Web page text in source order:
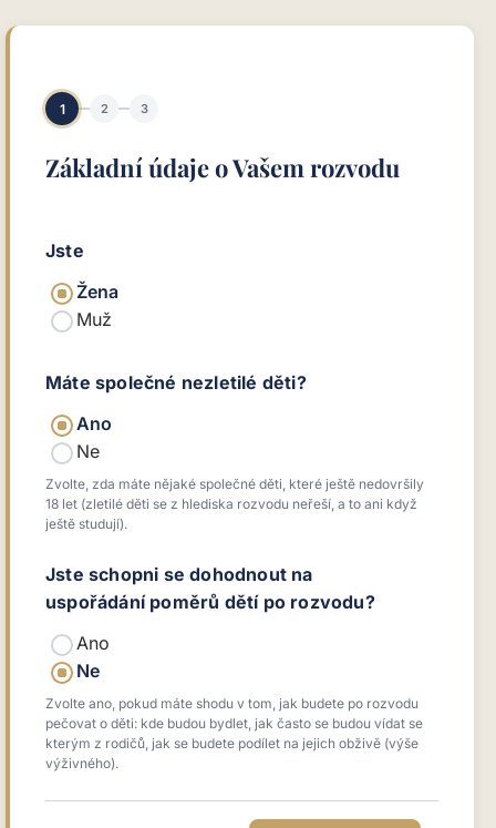
1 2 3
Základní údaje o Vašem rozvodu
Jste
Žena
Muž
Máte společné nezletilé děti?
Ano
Ne
Zvolte, zda máte nějaké společné děti, které ještě nedovršily
18 let (zletilé děti se z hlediska rozvodu neřeší, a to ani když
ještě studují).
Jste schopni se dohodnout na
uspořádání poměrů dětí po rozvodu?
Ano
Ne
Zvolte ano, pokud máte shodu v tom, jak budete po rozvodu
pečovat o děti: kde budou bydlet, jak často se budou vídat se
kterým z rodičů, jak se budete podílet na jejich obživě (výše
výživného).